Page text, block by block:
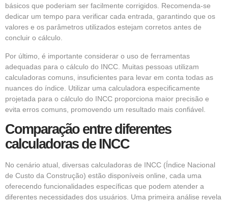
básicos que poderiam ser facilmente corrigidos. Recomenda-se
dedicar um tempo para verificar cada entrada, garantindo que os
valores e os parâmetros utilizados estejam corretos antes de
concluir o cálculo.
Por último, é importante considerar o uso de ferramentas
adequadas para o cálculo do INCC. Muitas pessoas utilizam
calculadoras comuns, insuficientes para levar em conta todas as
nuances do índice. Utilizar uma calculadora especificamente
projetada para o cálculo do INCC proporciona maior precisão e
evita erros comuns, promovendo um resultado mais confiável.
Comparação entre diferentes
calculadoras de INCC
No cenário atual, diversas calculadoras de INCC (Índice Nacional
de Custo da Construção) estão disponíveis online, cada uma
oferecendo funcionalidades específicas que podem atender a
diferentes necessidades dos usuários. Uma primeira análise revela